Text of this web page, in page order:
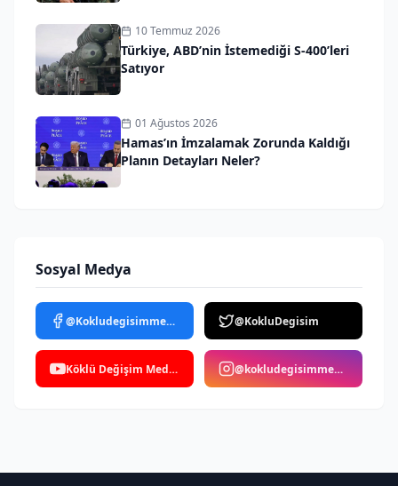
10 Temmuz 2026
Türkiye, ABD’nin İstemediği S-400’leri
Satıyor
01 Ağustos 2026
Hamas’ın İmzalamak Zorunda Kaldığı
Planın Detayları Neler?
Sosyal Medya
@Kokludegisimmedya @KokluDegisim
Köklü Değişim Medya @kokludegisimmedya